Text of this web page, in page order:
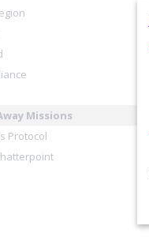
Missions
Protocol